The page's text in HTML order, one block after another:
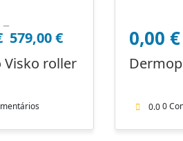
–
579,00€
Visko roller
0,00 €
0.00